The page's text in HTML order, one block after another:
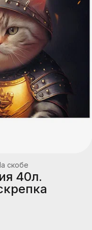
скобе
40л.